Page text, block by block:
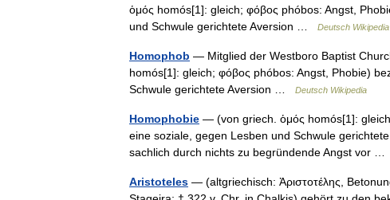
ὁμός homós[1]: gleich; φόβος phóbos: Angst,
und Schwule gerichtete Aversion …
Deutsch Wikipedia
Homophob — Mitglied der Westboro Baptist
homós[1]: gleich; φόβος phóbos: Angst, Phobie)
Schwule gerichtete Aversion …
Deutsch Wikipedia
Homophobie — (von griech. ὁμός homós[1]:
eine soziale, gegen Lesben und Schwule
sachlich durch nichts zu begründende Angst vor …
Aristoteles — (altgriechisch: Ἀριστοτέλης,